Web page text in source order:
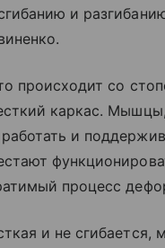
и
происходит со
каркас.
и
процесс
и не сгибается,